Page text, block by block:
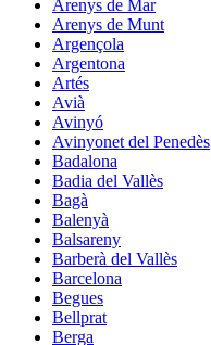
Arenys de Mar
Arenys de Munt
Argençola
Argentona
Artés
Avià
Avinyó
Avinyonet del Penedès
Badalona
Badia del Vallès
Bagà
Balenyà
Balsareny
Barberà del Vallès
Barcelona
Begues
Bellprat
Berga